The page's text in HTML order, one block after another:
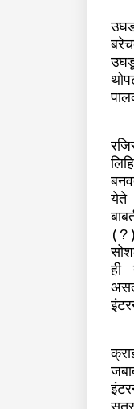
येते
ही